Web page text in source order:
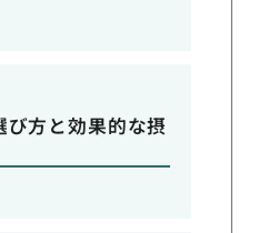
方と効果的な摂